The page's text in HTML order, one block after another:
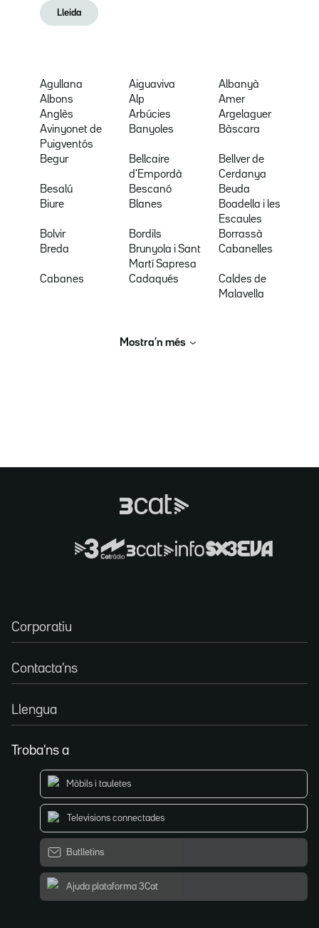
Lleida
Agullana Aiguaviva
Albanyà
Albons
Alp
Amer
Anglès
Arbúcies
Argelaguer
Avinyonet de
Puigventós
Banyoles Bàscara
Begur
Bellcaire
d'Empordà
Bellver de
Cerdanya
Besalú
Bescanó
Beuda
Biure
Blanes
Boadella i les
Escaules
Bolvir
Bordils
Borrassà
Breda
Brunyola i Sant
Martí Sapresa
Cabanelles
Cabanes Cadaqués
Caldes de
Malavella
Mostra’n més
Corporatiu
Contacta'ns
Llengua
Troba'ns a
Mòbils i tauletes
Televisions connectades
Butlletins
Ajuda plataforma 3Cat